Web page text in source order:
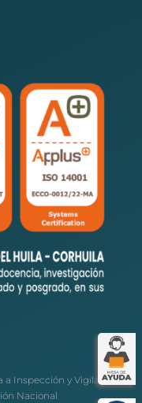
a Inspección y Vigilancia
Nacional